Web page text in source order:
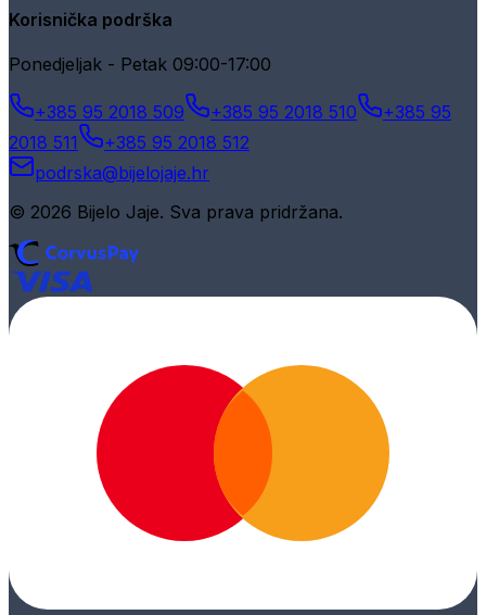
Korisnička podrška
Ponedjeljak - Petak 09:00-17:00
+385 95 2018 509 +385 95 2018 510
+385 95
2018 511
+385 95 2018 512
podrska@bijelojaje.hr
© 2026 Bijelo Jaje. Sva prava pridržana.